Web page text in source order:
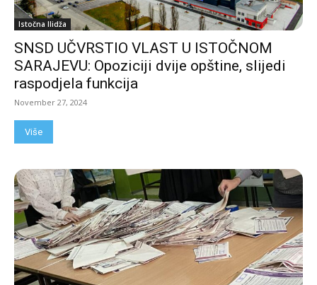
Istočna Ilidža
SNSD UČVRSTIO VLAST U ISTOČNOM
SARAJEVU: Opoziciji dvije opštine, slijedi
raspodjela funkcija
November 27, 2024
Više